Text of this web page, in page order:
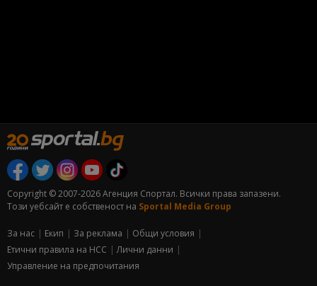
Copyright © 2007-2026 Агенция Спортал. Всички права запазени.
Този уебсайт е собственост на Sportal Media Group
За нас Екип За рекламa
Общи условия
Етични правила на НСС
Лични данни
Управление на предпочитания